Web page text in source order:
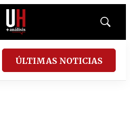
Mostrar
ÚLTIMAS NOTICIAS